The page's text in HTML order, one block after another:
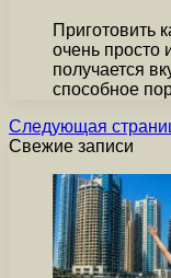
Приготовить
очень просто
получается
способное
Следующая
Свежие записи